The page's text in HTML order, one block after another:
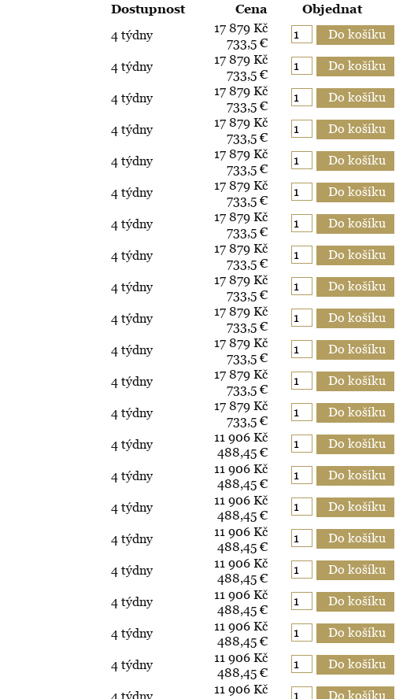
Dostupnost Cena
Objednat
4 týdny
17 879 Kč
733,5 €
4 týdny
17 879 Kč
733,5 €
4 týdny
17 879 Kč
733,5 €
4 týdny
17 879 Kč
733,5 €
4 týdny
17 879 Kč
733,5 €
4 týdny
17 879 Kč
733,5 €
4 týdny
17 879 Kč
733,5 €
4 týdny
17 879 Kč
733,5 €
4 týdny
17 879 Kč
733,5 €
4 týdny
17 879 Kč
733,5 €
4 týdny
17 879 Kč
733,5 €
4 týdny
17 879 Kč
733,5 €
4 týdny
17 879 Kč
733,5 €
4 týdny
11 906 Kč
488,45 €
4 týdny
11 906 Kč
488,45 €
4 týdny
11 906 Kč
488,45 €
4 týdny
11 906 Kč
488,45 €
4 týdny
11 906 Kč
488,45 €
4 týdny
11 906 Kč
488,45 €
4 týdny
11 906 Kč
488,45 €
4 týdny
11 906 Kč
488,45 €
11 906 Kč